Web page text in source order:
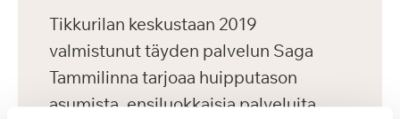
Tikkurilan keskustaan 2019
valmistunut täyden palvelun Saga
Tammilinna tarjoaa huipputason
asumista, ensiluokkaisia palveluita